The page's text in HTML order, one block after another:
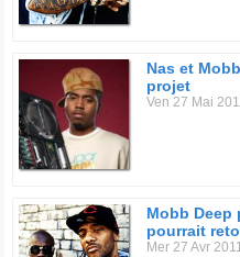
Nas et
projet
Ven 27 Mai
Mobb Deep
pourrait
Mer 27 Avr